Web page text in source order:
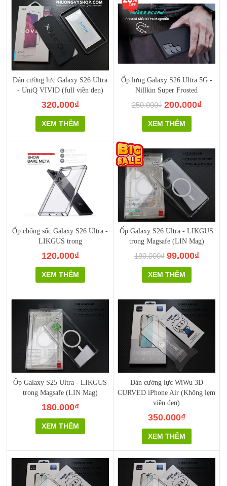
Dán cường lực Galaxy S26 Ultra
- UniQ VIVID (full viền đen)
320.000₫
XEM THÊM
Ốp lưng Galaxy S26 Ultra 5G -
Nillkin Super Frosted
250.000₫ 200.000₫
XEM THÊM
Ốp chống sốc Galaxy S26 Ultra -
LIKGUS trong
120.000₫
XEM THÊM
Ốp Galaxy S26 Ultra - LIKGUS
trong Magsafe (LIN Mag)
180.000₫ 99.000₫
XEM THÊM
Ốp Galaxy S25 Ultra - LIKGUS
trong Magsafe (LIN Mag)
180.000₫
XEM THÊM
Dán cường lực WiWu 3D
CURVED iPhone Air (Không lẹm
viền đen)
350.000₫
XEM THÊM